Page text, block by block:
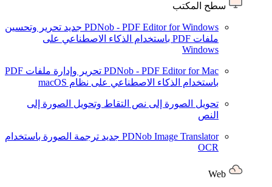
سطح المكتب
PDNob - PDF Editor for Windows جديد تحرير وتحسين
ملفات PDF باستخدام الذكاء الاصطناعي على
Windows
PDNob - PDF Editor for Mac
تحرير وإدارة ملفات PDF
باستخدام الذكاء الاصطناعي على نظام macOS
تحويل الصورة إلى نص التقاط وتحويل الصورة إلى
النص
PDNob Image Translator جديد ترجمة الصورة باستخدام
OCR